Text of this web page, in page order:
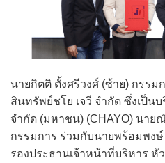
นายกิตติ ตั้งศรีวงศ์ (ซ้าย) กรรม
สินทรัพย์ชโย เจวี จำกัด ซึ่งเป็น
จำกัด (มหาชน) (CHAYO) นาย
กรรมการ ร่วมกับนายพร้อมพง
รองประธานเจ้าหน้าที่บริหาร